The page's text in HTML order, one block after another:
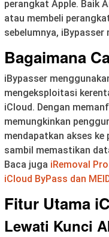
perangkat Apple. Baik
atau membeli
sebelumnya,
Bagaimana
iBypasser
mengeksploitasi
iCloud. Dengan
memungkinkan
mendapatkan akses
sambil memastikan
Baca juga iRemoval
iCloud ByPass dan
Fitur Utama
Lewati Kunci